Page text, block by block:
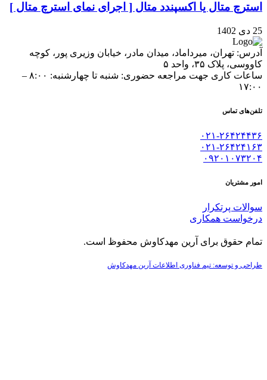
استرچ متال یا اکسپندد متال [ اجرای نمای استرچ متال ]
25 دی 1402
آدرس: تهران، میرداماد، میدان مادر، خیابان وزیری پور، کوچه
کاووسی، پلاک ۳۵، واحد ۵
ساعات کاری جهت مراجعه حضوری: شنبه تا چهارشنبه: ۸:۰۰ –
۱۷:۰۰
تلفن‌های تماس
۰۲۱-۲۶۴۲۴۴۳۶
۰۲۱-۲۶۴۲۴۱۶۳
۰۹۲۰۱۰۷۳۲۰۴
امور مشتریان
سوالات پرتکرار
درخواست همکاری
تمام حقوق برای آرین مهدکاوش محفوظ است.
طراحی و توسعه: تیم فناوری اطلاعات آرین مهدکاوش